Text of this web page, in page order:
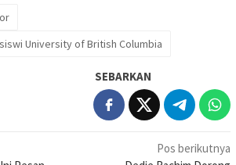
University of British Columbia
SEBARKAN
Pos berikutnya